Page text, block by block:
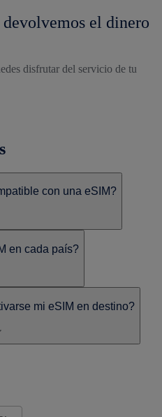
el dinero
disfrutar del servicio de tu
con una eSIM?
en cada país?
mi eSIM en destino?